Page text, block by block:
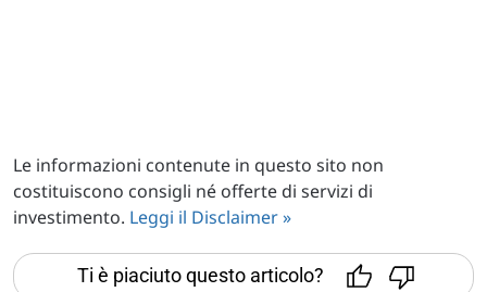
Le informazioni contenute in questo sito non
costituiscono consigli né offerte di servizi di
investimento. Leggi il Disclaimer »
Ti è piaciuto questo articolo?